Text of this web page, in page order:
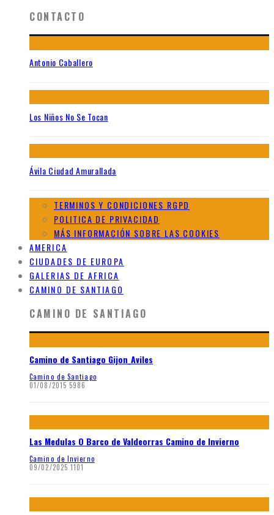
CONTACTO
Antonio Caballero
Los Niños No Se Tocan
Ávila Ciudad Amurallada
TERMINOS Y CONDICIONES RGPD
POLITICA DE PRIVACIDAD
MÁS INFORMACIÓN SOBRE LAS COOKIES
AMERICA
CIUDADES DE EUROPA
GALERIAS DE AFRICA
CAMINO DE SANTIAGO
CAMINO DE SANTIAGO
Camino de Santiago Gijon_Aviles
Camino de Santiago
01/08/2015 5986
Las Medulas O Barco de Valdeorras Camino de Invierno
Camino de Invierno
09/02/2025 1101